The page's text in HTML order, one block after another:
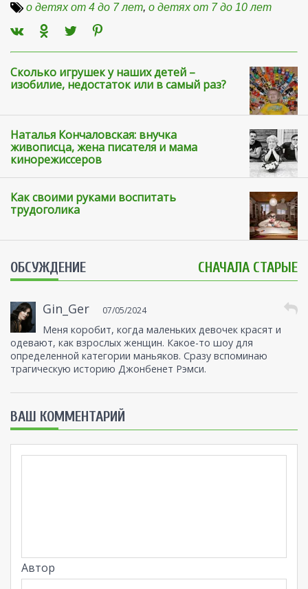
о детях от 4 до 7 лет, о детях от 7 до 10 лет
Сколько игрушек у наших детей –
изобилие, недостаток или в самый раз?
Наталья Кончаловская: внучка
живописца, жена писателя и мама
кинорежиссеров
Как своими руками воспитать
трудоголика
ОБСУЖДЕНИЕ СНАЧАЛА СТАРЫЕ
Gin_Ger 07/05/2024
Меня коробит, когда маленьких девочек красят и
одевают, как взрослых женщин. Какое-то шоу для
определенной категории маньяков. Сразу вспоминаю
трагическую историю Джонбенет Рэмси.
ВАШ КОММЕНТАРИЙ
Автор